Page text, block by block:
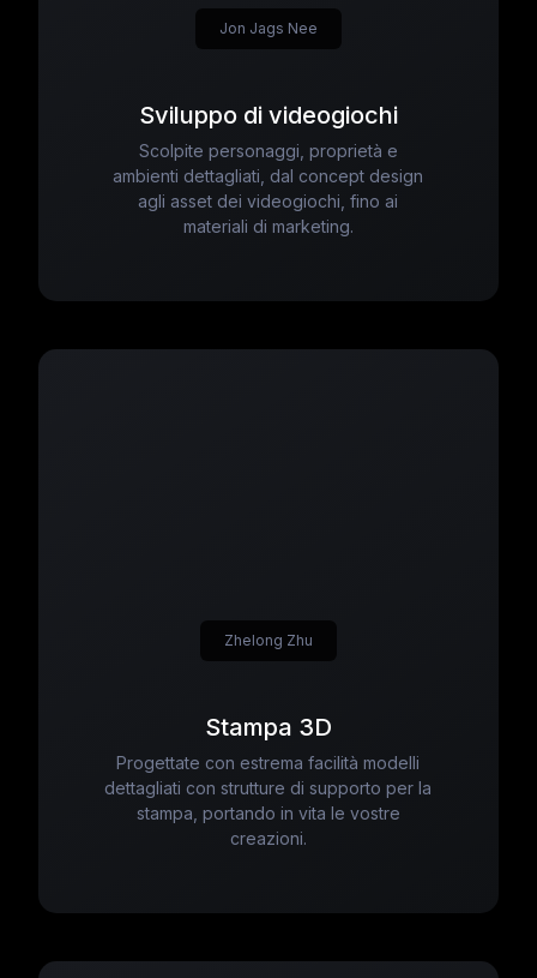
Sviluppo di videogiochi
Scolpite personaggi, proprietà e
ambienti dettagliati, dal concept design
agli asset dei videogiochi, fino ai
materiali di marketing.
Jon Jags Nee
Stampa 3D
Progettate con estrema facilità modelli
dettagliati con strutture di supporto per la
stampa, portando in vita le vostre
creazioni.
Zhelong Zhu